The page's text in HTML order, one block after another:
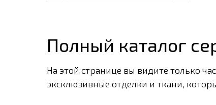
Полный каталог
На этой странице вы видите только
эксклюзивные отделки и ткани,